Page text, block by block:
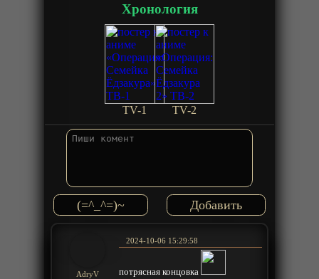
Хронология
TV-1 TV-2
(=^_^=)~
AdryV
2024-10-06 15:29:58
потрясная концовка